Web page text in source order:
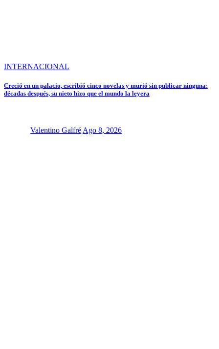
INTERNACIONAL
Creció en un palacio, escribió cinco novelas y murió sin publicar ninguna:
décadas después, su nieto hizo que el mundo la leyera
Valentino Galfré Ago 8, 2026